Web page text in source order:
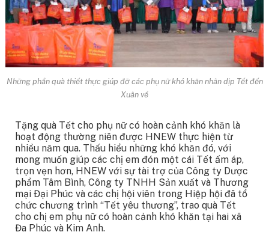
Những phần quà thiết thực giúp đỡ các phụ nữ khó khăn nhân dịp Tết đến
Xuân về
Tặng quà Tết cho phụ nữ có hoàn cảnh khó khăn là
hoạt động thường niên được HNEW thực hiện từ
nhiều năm qua. Thấu hiểu những khó khăn đó, với
mong muốn giúp các chị em đón một cái Tết ấm áp,
trọn vẹn hơn, HNEW với sự tài trợ của Công ty Dược
phẩm Tâm Bình, Công ty TNHH Sản xuất và Thương
mại Đại Phúc và các chị hội viên trong Hiệp hội đã tổ
chức chương trình “Tết yêu thương”, trao quà Tết
cho chị em phụ nữ có hoàn cảnh khó khăn tại hai xã
Đa Phúc và Kim Anh.